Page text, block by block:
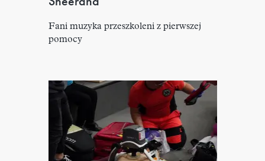
Fani muzyka przeszkoleni z pierwszej
pomocy